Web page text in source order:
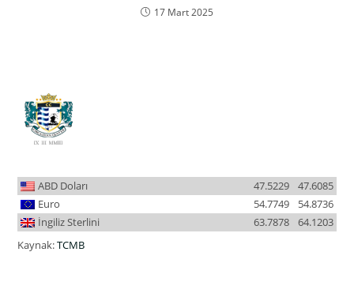
17 Mart 2025
ABD Doları 47.6085
47.5229
Euro
54.8736
54.7749
İngiliz Sterlini
64.1203
63.7878
Kaynak:TCMB